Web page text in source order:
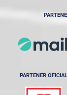
PARTENER OFICIAL